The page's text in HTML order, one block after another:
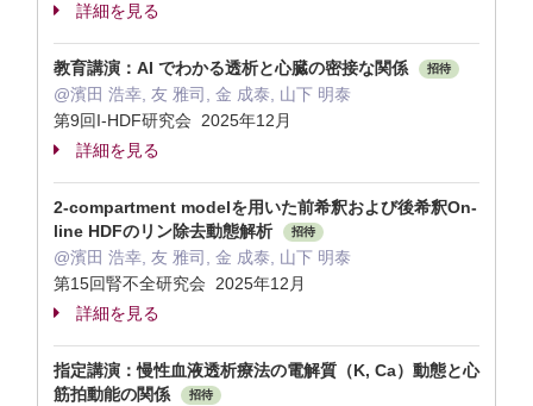
詳細を見る
教育講演：AI でわかる透析と心臓の密接な関係 招待
@濱田 浩幸, 友 雅司, 金 成泰, 山下 明泰
第9回I-HDF研究会 2025年12月
詳細を見る
2-compartment modelを用いた前希釈および後希釈On-
line HDFのリン除去動態解析
招待
@濱田 浩幸, 友 雅司, 金 成泰, 山下 明泰
第15回腎不全研究会 2025年12月
詳細を見る
指定講演：慢性血液透析療法の電解質（K, Ca）動態と心
筋拍動能の関係
招待